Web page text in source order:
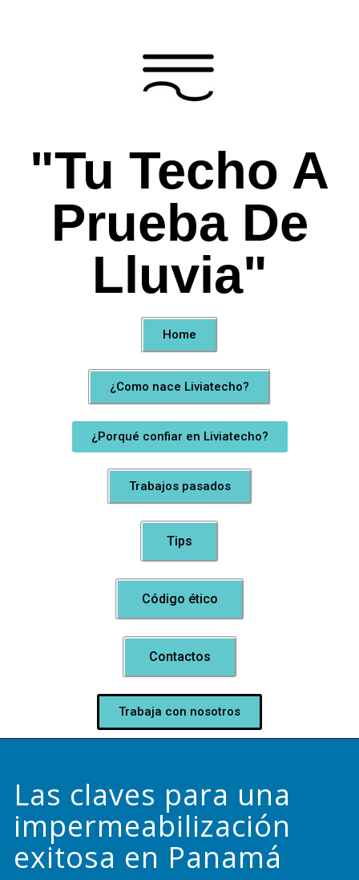
"Tu Techo A
Prueba De
Lluvia"
Home
¿Como nace Liviatecho?
¿Porqué confiar en Liviatecho?
Trabajos pasados
Tips
Código ético
Contactos
Trabaja con nosotros
Las claves para una
impermeabilización
exitosa en Panamá